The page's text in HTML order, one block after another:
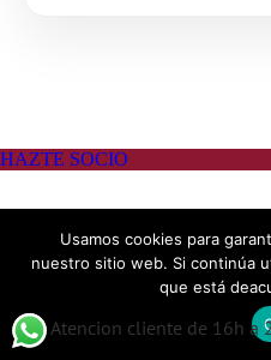
Atencion cliente de 16h a
Usamos cookies para
nuestro sitio web. Si continúa
que está